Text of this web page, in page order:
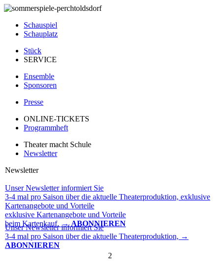
Schauspiel
Schauplatz
Stück
SERVICE
Ensemble
Sponsoren
Presse
ONLINE-TICKETS
Programmheft
Theater macht Schule
Newsletter
Newsletter
Unser Newsletter informiert Sie
3-4 mal pro Saison über die aktuelle Theaterproduktion, exklusive
Kartenangebote und Vorteile
exklusive Kartenangebote und Vorteile
beim Kartenkauf. →ABONNIEREN
Unser Newsletter informiert Sie
3-4 mal pro Saison über die aktuelle Theaterproduktion, →
ABONNIEREN
2